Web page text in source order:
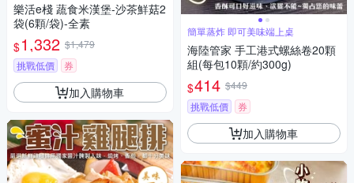
樂活e棧 蔬食米漢堡-沙茶鮮菇2
袋(6顆/袋)-全素
$1,332 $1,479
挑戰低價
券
加入購物車
簡單蒸炸 即可美味端上桌
海陸管家 手工港式螺絲卷20顆
組(每包10顆/約300g)
$414 $449
挑戰低價
券
加入購物車